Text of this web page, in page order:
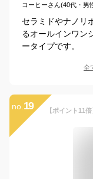
コーヒーさん(40代・男
セラミドやナノリ
るオールインワン
ータイプです。
全
no. 19